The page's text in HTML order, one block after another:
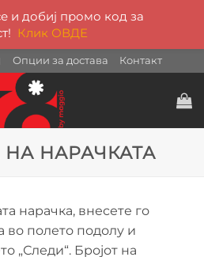
Опции за достава Контакт
НАРАЧКАТА
нарачка, внесете го
во полето подолу и
„Следи“. Бројот на
и добиј промо код за
Клик ОВДЕ